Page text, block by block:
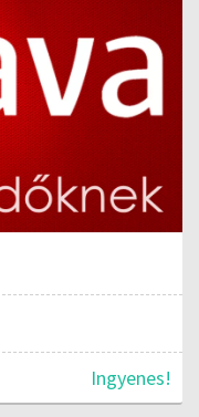
Ingyenes!